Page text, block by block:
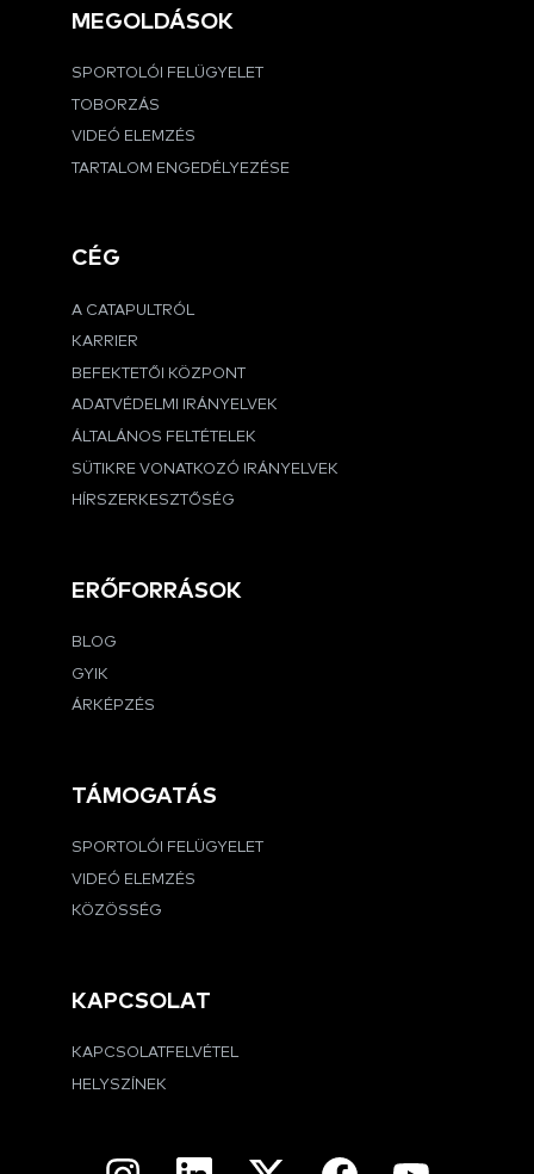
MEGOLDÁSOK
SPORTOLÓI FELÜGYELET
TOBORZÁS
VIDEÓ ELEMZÉS
TARTALOM ENGEDÉLYEZÉSE
CÉG
A CATAPULTRÓL
KARRIER
BEFEKTETŐI KÖZPONT
ADATVÉDELMI IRÁNYELVEK
ÁLTALÁNOS FELTÉTELEK
SÜTIKRE VONATKOZÓ IRÁNYELVEK
HÍRSZERKESZTŐSÉG
ERŐFORRÁSOK
BLOG
GYIK
ÁRKÉPZÉS
TÁMOGATÁS
SPORTOLÓI FELÜGYELET
VIDEÓ ELEMZÉS
KÖZÖSSÉG
KAPCSOLAT
KAPCSOLATFELVÉTEL
HELYSZÍNEK